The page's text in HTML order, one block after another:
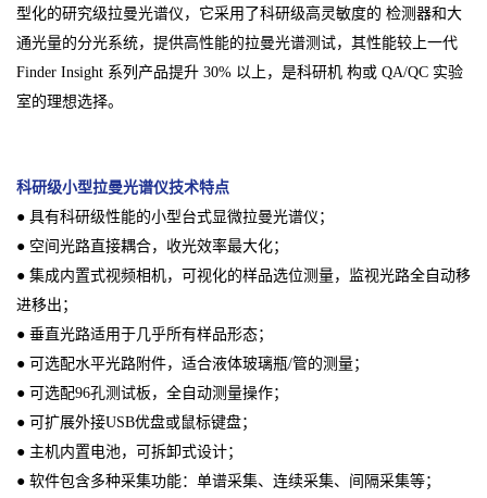
型化的研究级拉曼光谱仪，它采用了科研级高灵敏度的 检测器和大
通光量的分光系统，提供高性能的拉曼光谱测试，其性能较上一代
Finder Insight 系列产品提升 30% 以上，是科研机 构或 QA/QC 实验
室的理想选择。
科研级小型拉曼光谱仪技术特点
● 具有科研级性能的小型台式显微拉曼光谱仪；
● 空间光路直接耦合，收光效率最大化；
● 集成内置式视频相机，可视化的样品选位测量，监视光路全自动移
进移出；
● 垂直光路适用于几乎所有样品形态；
● 可选配水平光路附件，适合液体玻璃瓶/管的测量；
● 可选配96孔测试板，全自动测量操作；
● 可扩展外接USB优盘或鼠标键盘；
● 主机内置电池，可拆卸式设计；
● 软件包含多种采集功能：单谱采集、连续采集、间隔采集等；